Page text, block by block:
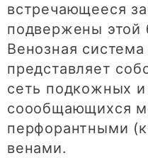
встречающееся
подвержены
Венозная
представляет
сеть подкожных и
соообщающихся
перфорантными
венами.